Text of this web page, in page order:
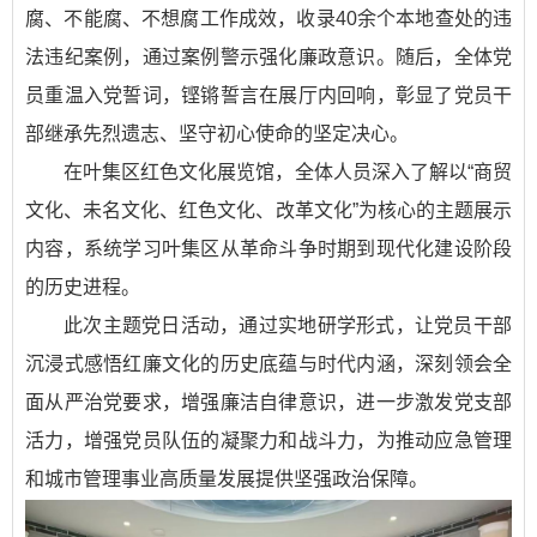
腐、不能腐、不想腐工作成效，收录40余个本地查处的违
法违纪案例，通过案例警示强化廉政意识。随后，全体党
员重温入党誓词，铿锵誓言在展厅内回响，彰显了党员干
部继承先烈遗志、坚守初心使命的坚定决心。
在叶集区红色文化展览馆，全体人员深入了解以“商贸
文化、未名文化、红色文化、改革文化”为核心的主题展示
内容，系统学习叶集区从革命斗争时期到现代化建设阶段
的历史进程。
此次主题党日活动，通过实地研学形式，让党员干部
沉浸式感悟红廉文化的历史底蕴与时代内涵，深刻领会全
面从严治党要求，增强廉洁自律意识，进一步激发党支部
活力，增强党员队伍的凝聚力和战斗力，为推动应急管理
和城市管理事业高质量发展提供坚强政治保障。